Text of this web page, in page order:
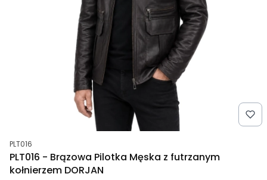
Kod produktu
PLT016
PLT016 - Brązowa Pilotka Męska z futrzanym
kołnierzem DORJAN